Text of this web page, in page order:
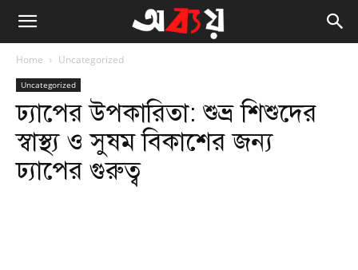
Home Uncategorized
Uncategorized
ঢ্যাপের উপকারিতা: শুভ্র শিশুদের
স্বাস্থ্য ও সুষম বিকাশের জন্য
ঢ্যাপের গুরুত্ব